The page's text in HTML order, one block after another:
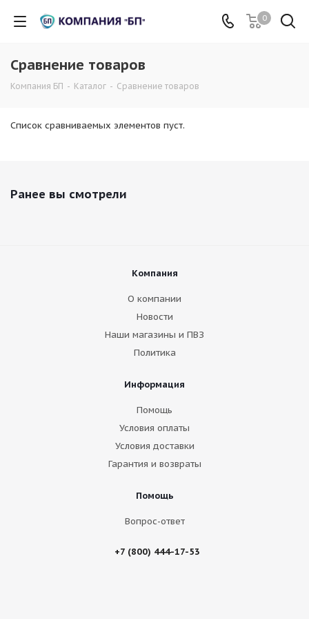
0
Сравнение товаров
Компания БП - Каталог - Сравнение товаров
Список сравниваемых элементов пуст.
Ранее вы смотрели
Компания
О компании
Новости
Наши магазины и ПВЗ
Политика
Информация
Помощь
Условия оплаты
Условия доставки
Гарантия и возвраты
Помощь
Вопрос-ответ
+7 (800) 444-17-53